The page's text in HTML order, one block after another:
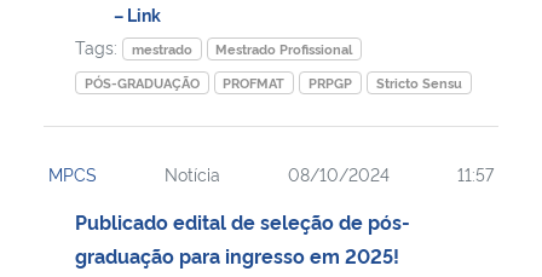
– Link
Tags:
mestrado
Mestrado Profissional
PÓS-GRADUAÇÃO
PROFMAT PRPGP Stricto Sensu
MPCS Notícia 08/10/2024 11:57
Publicado edital de seleção de pós-
graduação para ingresso em 2025!